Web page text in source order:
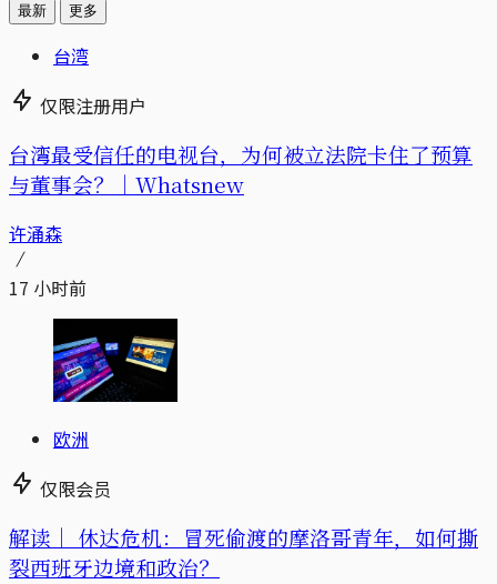
最新 更多
台湾
仅限注册用户
台湾最受信任的电视台，为何被立法院卡住了预算
与董事会？｜Whatsnew
许涌森
17 小时前
欧洲
仅限会员
解读｜ 休达危机：冒死偷渡的摩洛哥青年，如何撕
裂西班牙边境和政治？